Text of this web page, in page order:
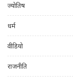
ज्योतिष
धर्म
वीडियो
राजनीति